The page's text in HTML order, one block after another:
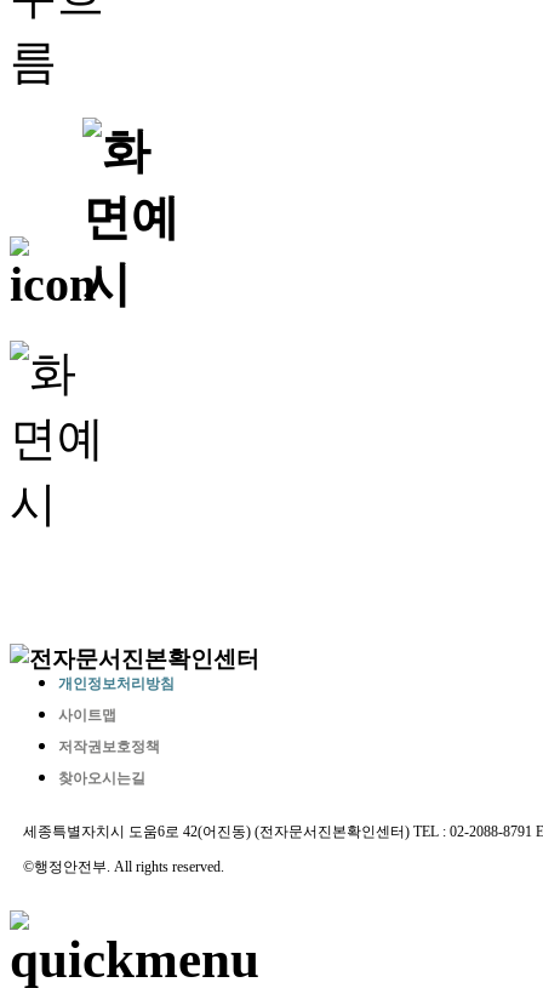
개인정보처리방침
사이트맵
저작권보호정책
찾아오시는길
세종특별자치시 도움6로 42(어진동) (전자문서진본확인센터) TEL : 02-2088-8791
©행정안전부. All rights reserved.